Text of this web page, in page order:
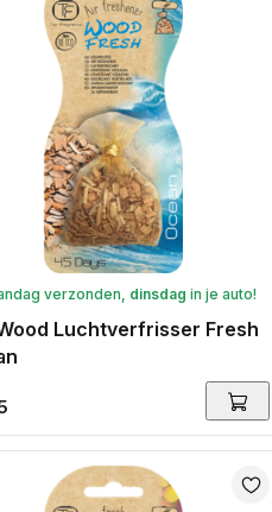
verzonden, dinsdag in je auto!
Luchtverfrisser Fresh